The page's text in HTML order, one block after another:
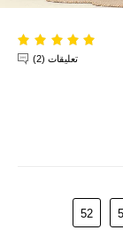
تعليقات (2)
52